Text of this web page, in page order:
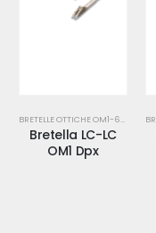
BRETELLE OTTICHE OM1-62,5/125-MM
Bretella LC-LC
OM1 Dpx